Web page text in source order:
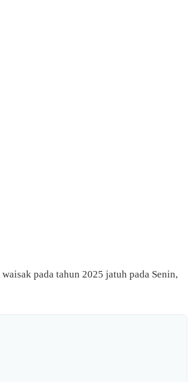
pada tahun 2025 jatuh pada Senin,